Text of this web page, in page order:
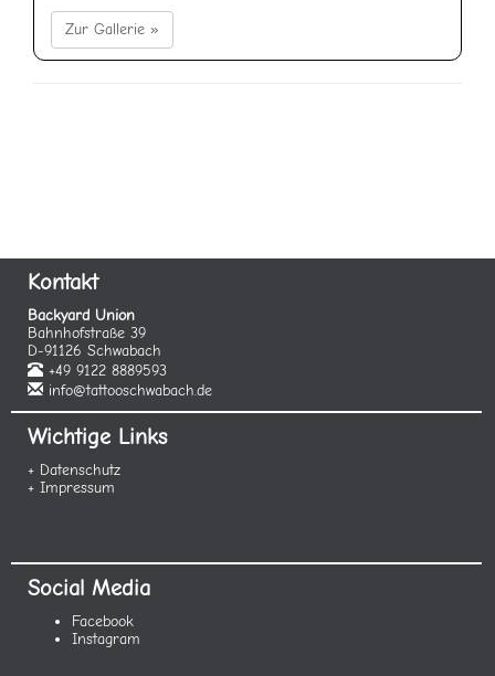
Zur Gallerie »
Kontakt
Backyard Union
Bahnhofstraße 39
D-91126 Schwabach
+49 9122 8889593
info@tattooschwabach.de
Wichtige Links
+ Datenschutz
+ Impressum
Social Media
Facebook
Instagram